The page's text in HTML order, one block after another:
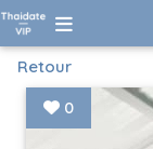
Retour
0